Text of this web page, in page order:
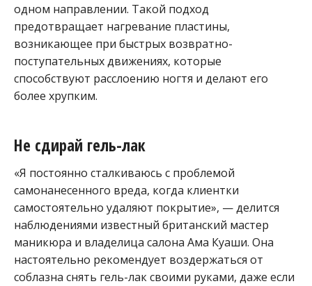
одном направлении. Такой подход
предотвращает нагревание пластины,
возникающее при быстрых возвратно-
поступательных движениях, которые
способствуют расслоению ногтя и делают его
более хрупким.
Не сдирай гель-лак
«Я постоянно сталкиваюсь с проблемой
самонанесенного вреда, когда клиентки
самостоятельно удаляют покрытие», — делится
наблюдениями известный британский мастер
маникюра и владелица салона Ама Куаши. Она
настоятельно рекомендует воздержаться от
соблазна снять гель-лак своими руками, даже если